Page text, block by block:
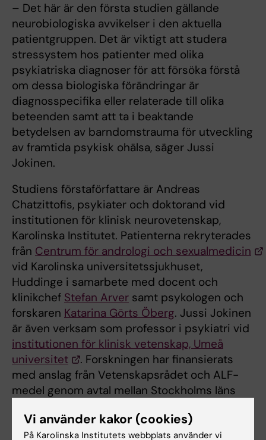
– Det här är den första studien gällande
neurobiologiska avvikelser i den aktuella
patientgruppen. Det är viktigt att studera
stressystem hos patienter med olika
psykiatriska diagnoser för att försöka förstå
om dessa biologiska förändringar är
diagnosspecifika eller relaterade till olika
beteenden samt att ta i beaktande
betydelsen av barndomstrauma för utveckling
av framtida psykisk ohälsa, säger Jussi
Jokinen.
Studiens förstaförfattare är Andreas
Chatzittofis, psykiater och doktorand vid
institutionen för klinisk neurovetenskap,
Karolinska Institutet. Patienterna rekryterades
från Centrum för andrologi och sexualmedicin
vid Karolinska universitetssjukhuset,
Huddinge i samarbete med docent och
klinikchef Stefan Arver samt psykologen och
forskaren Katarina Görts Öberg. Jussi Jokinen
är även verksam som professor i psykiatri vid
institutionen för klinisk vetenskap, Umeå
universitet
. Forskningen har finansierats
med anslag från Vetenskapsrådet och ALF-
medel genom avtal mellan Stockholms läns
Vi använder kakor (cookies)
På Karolinska Institutets webbplats använder vi